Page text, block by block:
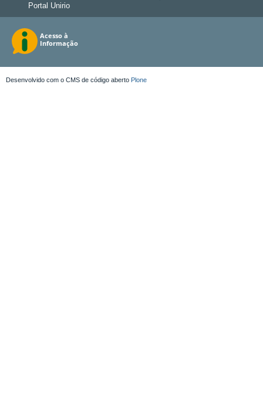
Portal Unirio
Desenvolvido com o CMS de código aberto Plone